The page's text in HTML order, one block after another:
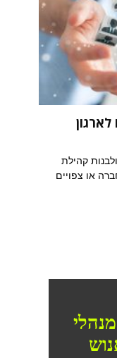
קהילת
או צפויים